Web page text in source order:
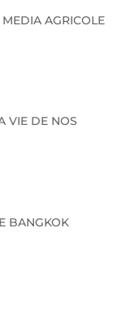
territoriales
cadres de
de 40 000
régionaux,
AGRICOLE
VIE DE NOS
BANGKOK